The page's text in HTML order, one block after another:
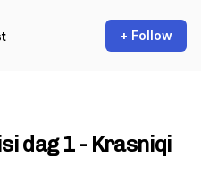
+ Follow
dag 1 - Krasniqi